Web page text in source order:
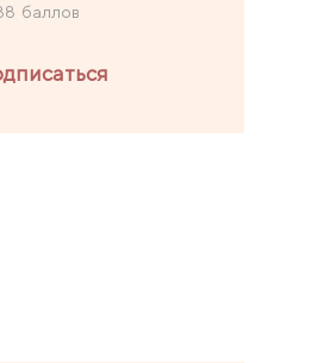
баллов